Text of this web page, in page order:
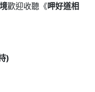
歡迎收聽《呷好道相
)